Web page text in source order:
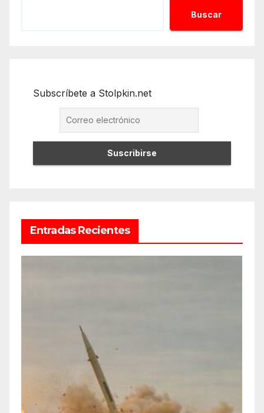
Buscar
Subscríbete a Stolpkin.net
Entradas Recientes